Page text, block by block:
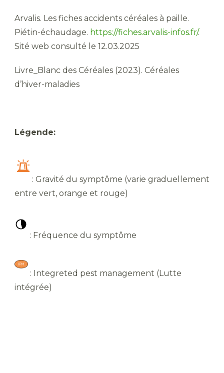
Arvalis. Les fiches accidents céréales à paille.
Piétin-échaudage. https://fiches.arvalis-infos.fr/.
Sité web consulté le 12.03.2025
Livre_Blanc des Céréales (2023). Céréales
d’hiver-maladies
Légende:
​: Gravité du symptôme (varie graduellement
entre vert, orange et rouge)
​ : Fréquence du symptôme
​ : Integreted pest management (Lutte
intégrée)